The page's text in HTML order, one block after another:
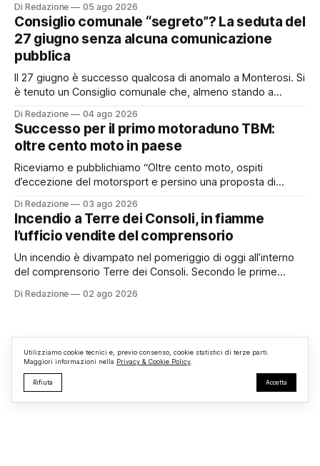
possibile adesione del Comune alla cosiddetta
“rottamazione quinquies” dei carichi affidati all’Agente della
Riscossione. Prima, però, c’è un tema politico che merita
Di Redazione 05 ago 2026
Consiglio comunale “segreto”? La seduta del
27 giugno senza alcuna comunicazione
pubblica
Il 27 giugno è successo qualcosa di anomalo a Monterosi. Si
è tenuto un Consiglio comunale che, almeno stando a
pubblicamente comunicato ai cittadini attraverso l’Albo
Pretorio. Un’anomalia che merita spiegazioni. Il Consiglio
comunale è, per sua natura, un’assemblea
Di Redazione 04 ago 2026
Successo per il primo motoraduno TBM:
oltre cento moto in paese
Riceviamo e pubblichiamo “Oltre cento moto, ospiti
d’eccezione del motorsport e persino una proposta di
organizzato da TBM a Monterosi, un evento che ha
superato le aspettative degli organizzatori richiamando
appassionati delle due ruote da tutto il Lazio e dalle regioni
limitrofe. Per
Di Redazione 03 ago 2026
Incendio a Terre dei Consoli, in fiamme
l’ufficio vendite del comprensorio
Un incendio è divampato nel pomeriggio di oggi all’interno
del comprensorio Terre dei Consoli. Secondo le prime
struttura adibita a ufficio vendite. Sul posto sono intervenuti
Di Redazione 02 ago 2026
Utilizziamo cookie tecnici e, previo consenso, cookie statistici di terze parti.
Maggiori informazioni nella Privacy & Cookie Policy
Rifiuta Accetta